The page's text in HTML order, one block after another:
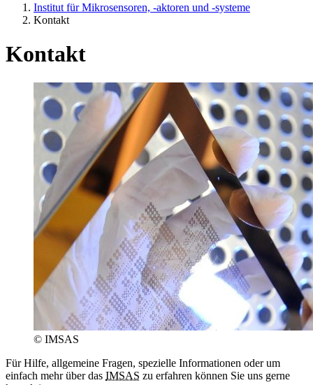
Institut für Mikrosensoren, -aktoren und -systeme
Kontakt
Kontakt
© IMSAS
Für Hilfe, allgemeine Fragen, spezielle Informationen oder um
einfach mehr über das IMSAS zu erfahren können Sie uns gerne